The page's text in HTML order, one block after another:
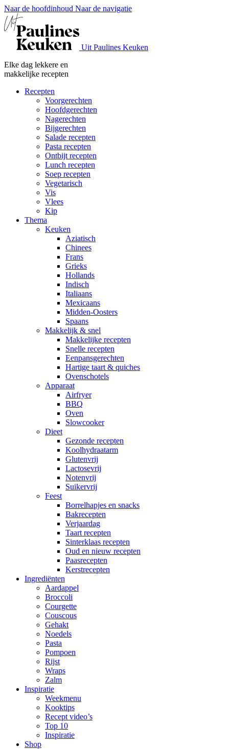
Naar de hoofdinhoud Naar de navigatie
Uit Paulines Keuken
Elke dag lekkere en
makkelijke recepten
Recepten
Voorgerechten
Hoofdgerechten
Nagerechten
Bijgerechten
Salade recepten
Pasta recepten
Ontbijt recepten
Lunch recepten
Soep recepten
Vegetarisch
Vis
Vlees
Kip
Thema
Keuken
Aziatisch
Chinees
Frans
Grieks
Hollands
Indisch
Italiaans
Mexicaans
Midden-Oosters
Spaans
Makkelijk & snel
Makkelijke recepten
Snelle recepten
Eenpansgerechten
Hartige taart & quiches
Ovenschotels
Apparaat
Airfryer
BBQ
Oven
Slowcooker
Dieet
Gezonde recepten
Koolhydraatarm
Glutenvrij
Lactosevrij
Notenvrij
Suikervrij
Feest
Borrelhapjes en snacks
Bakrecepten
Verjaardag
Taart recepten
Sinterklaas recepten
Oud en nieuw recepten
Paasrecepten
Kerstrecepten
Ingrediënten
Aardappel
Broccoli
Courgette
Couscous
Gehakt
Noedels
Pasta
Pompoen
Rijst
Wraps
Zalm
Inspiratie
Weekmenu
Kooktips
Recept video’s
Top 10
Inspiratie
Shop